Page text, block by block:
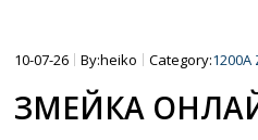
10-07-26 By:heiko Category:1200A
ЗМЕЙКА